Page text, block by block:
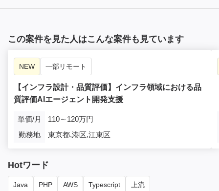
この案件を見た人はこんな案件も見ています
NEW 一部リモート
【インフラ設計・品質評価】インフラ領域における品
質評価AIエージェント開発支援
単価/月
110～120万円
勤務地
東京都,港区,江東区
Hotワード
Java PHP AWS Typescript 上流